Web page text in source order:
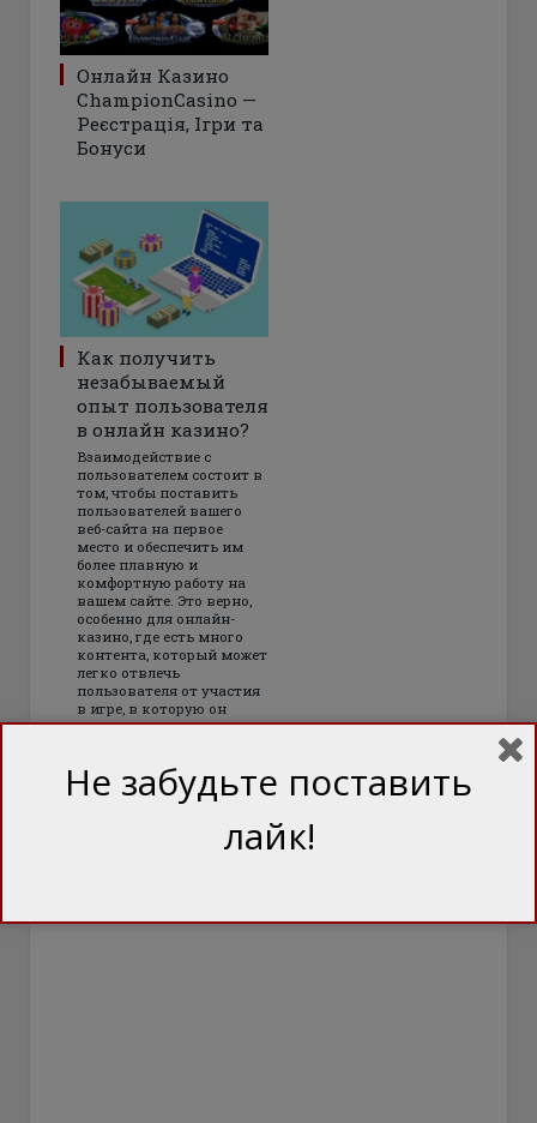
Онлайн Казино
ChampionCasino —
Реєстрація, Ігри та
Бонуси
Как получить
незабываемый
опыт пользователя
в онлайн казино?
Взаимодействие с
пользователем состоит в
том, чтобы поставить
пользователей вашего
веб-сайта на первое
место и обеспечить им
более плавную и
комфортную работу на
вашем сайте. Это верно,
особенно для онлайн-
казино, где есть много
контента, который может
легко отвлечь
пользователя от участия
в игре, в которую он
пришел играть
Не забудьте поставить
лайк!